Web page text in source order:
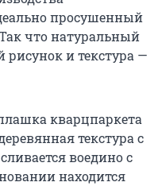
просушенный
что натуральный
рисунок и текстура —
кварцпаркета
текстура с
воедино с
находится